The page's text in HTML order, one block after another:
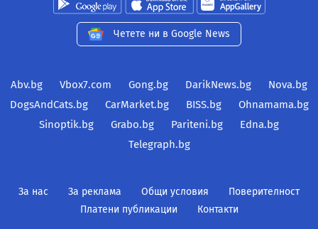
Четете ни в Google News
Abv.bg Vbox7.com Gong.bg DarikNews.bg
Nova.bg
DogsAndCats.bg
CarMarket.bg BISS.bg
Ohnamama.bg
Sinoptik.bg
Grabo.bg Pariteni.bg
Edna.bg
Telegraph.bg
За нас За реклама Общи условия
Поверителност
Платени публикации
Контакти